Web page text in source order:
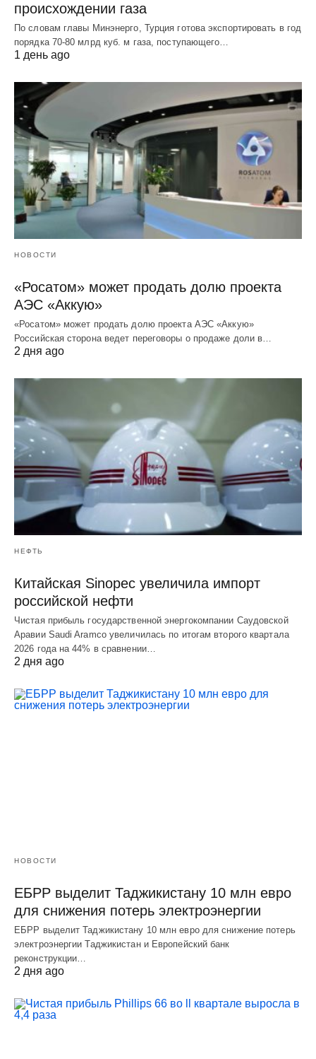
происхождении газа
По словам главы Минэнерго, Турция готова экспортировать в год
порядка 70-80 млрд куб. м газа, поступающего…
1 день ago
НОВОСТИ
«Росатом» может продать долю проекта
АЭС «Аккую»
«Росатом» может продать долю проекта АЭС «Аккую»
Российская сторона ведет переговоры о продаже доли в…
2 дня ago
НЕФТЬ
Китайская Sinopec увеличила импорт
российской нефти
Чистая прибыль государственной энергокомпании Саудовской
Аравии Saudi Aramco увеличилась по итогам второго квартала
2026 года на 44% в сравнении…
2 дня ago
НОВОСТИ
ЕБРР выделит Таджикистану 10 млн евро
для снижения потерь электроэнергии
ЕБРР выделит Таджикистану 10 млн евро для снижение потерь
электроэнергии Таджикистан и Европейский банк
реконструкции…
2 дня ago